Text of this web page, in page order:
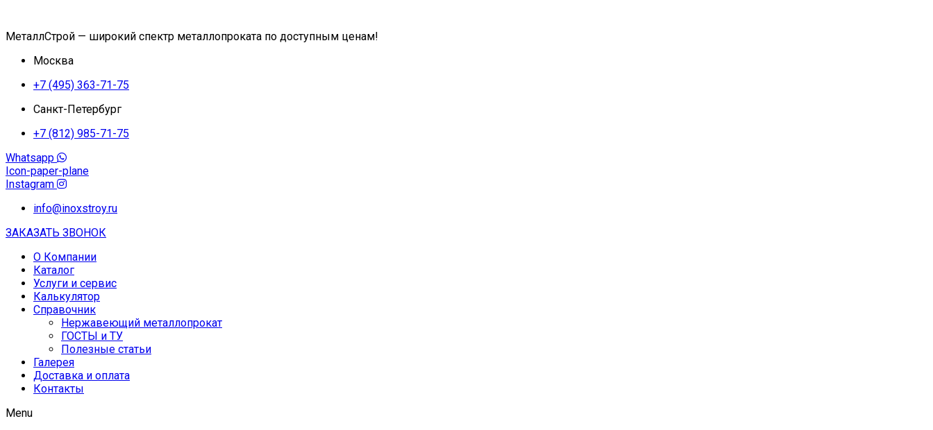
МеталлСтрой — широкий спектр металлопроката по доступным ценам!
Москва
+7 (495) 363-71-75
Санкт-Петербург
+7 (812) 985-71-75
Whatsapp
Icon-paper-plane
Instagram
info@inoxstroy.ru
ЗАКАЗАТЬ ЗВОНОК
О Компании
Каталог
Услуги и сервис
Калькулятор
Справочник
Нержавеющий металлопрокат
ГОСТЫ и ТУ
Полезные статьи
Галерея
Доставка и оплата
Контакты
Menu